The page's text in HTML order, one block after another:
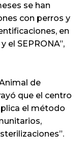
se han
con perros y
en
el SEPRONA”,
de
que el centro
el método